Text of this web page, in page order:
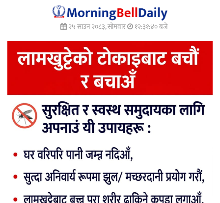
२५ साउन २०८३, सोमवार १२:३१:४२ बजे